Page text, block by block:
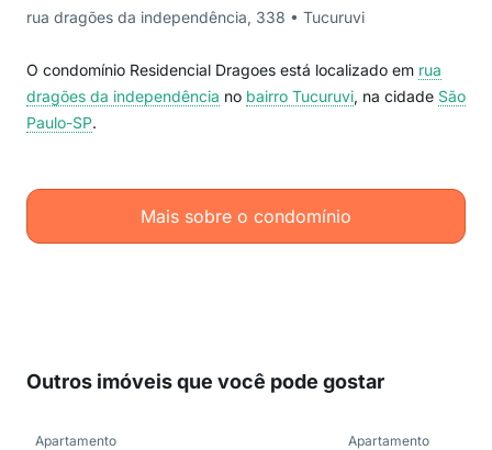
rua dragões da independência, 338 • Tucuruvi
O condomínio Residencial Dragoes está localizado em rua
dragões da independência no bairro Tucuruvi, na cidade São
Paulo-SP.
Mais sobre o condomínio
Outros imóveis que você pode gostar
Apartamento Apartamento